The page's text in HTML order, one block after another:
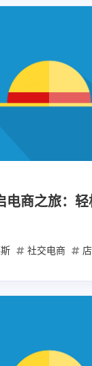
电商之旅：
社交电商